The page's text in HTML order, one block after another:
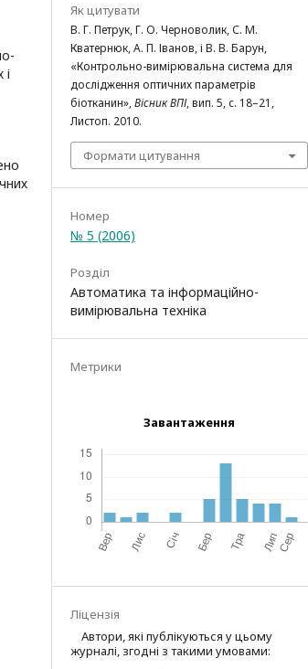
Як цитувати
В. Г. Петрук, Г. О. Черноволик, С. М.
Кватернюк, А. П. Іванов, і В. В. Барун,
«Контрольно-вимірювальна система для
дослідження оптичних параметрів
біотканин»,Вісник ВПІ, вип. 5, с. 18–21,
Листоп. 2010.
Формати цитування
Номер
№ 5 (2006)
Розділ
Автоматика та інформаційно-
вимірювальна техніка
Метрики
Завантаження
Ліцензія
Автори, які публікуються у цьому
журналі, згодні з такими умовами: